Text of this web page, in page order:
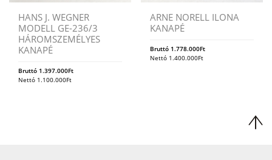
HANS J. WEGNER
MODELL GE-236/3
HÁROMSZEMÉLYES
KANAPÉ
Bruttó 1.397.000Ft
Nettó 1.100.000Ft
ARNE NORELL ILONA
KANAPÉ
Bruttó 1.778.000Ft
Nettó 1.400.000Ft